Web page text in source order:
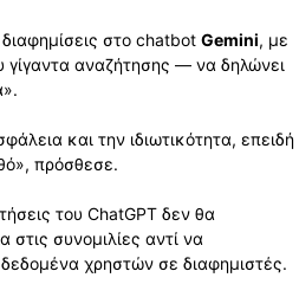
στο chatbot Gemini, με
αναζήτησης — να δηλώνει
και την ιδιωτικότητα, επειδή
πρόσθεσε.
του ChatGPT δεν θα
στις συνομιλίες αντί να
χρηστών σε διαφημιστές.